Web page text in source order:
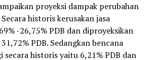
proyeksi dampak perubahan
historis kerusakan jasa
-26,75% PDB dan diproyeksikan
PDB. Sedangkan bencana
historis yaitu 6,21% PDB dan